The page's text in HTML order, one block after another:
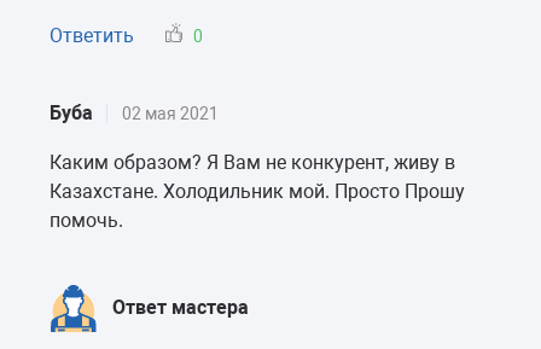
Ответить
0
Буба 02 мая 2021
Каким образом? Я Вам не конкурент, живу в
Казахстане. Холодильник мой. Просто Прошу
помочь.
Ответ мастера